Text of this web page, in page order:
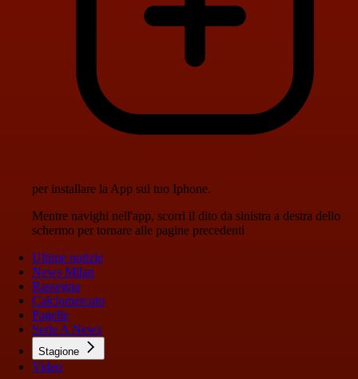
per installare la App sul tuo Iphone.
Mentre navighi nell'app, scorri il dito da sinistra a destra dello
schermo per tornare alle pagine precedenti
Ultime notizie
News Milan
Rassegna
Calciomercato
Pagelle
Serie A News
Stagione
Video